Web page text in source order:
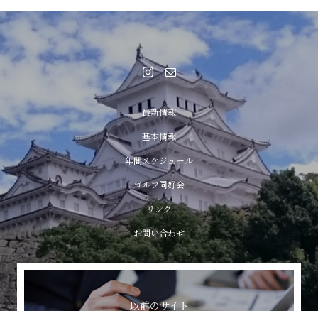
最新情報
基本情報
年間スケジュール
ゴルフ同好会
リンク
お問い合わせ
以前のサイト